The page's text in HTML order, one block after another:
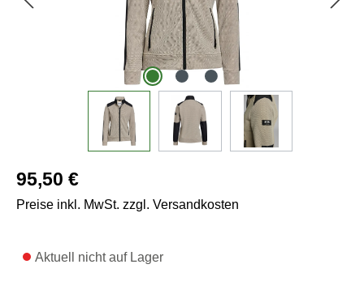
Regulärer Preis:
95,50 €
Preise inkl. MwSt. zzgl. Versandkosten
Aktuell nicht auf Lager